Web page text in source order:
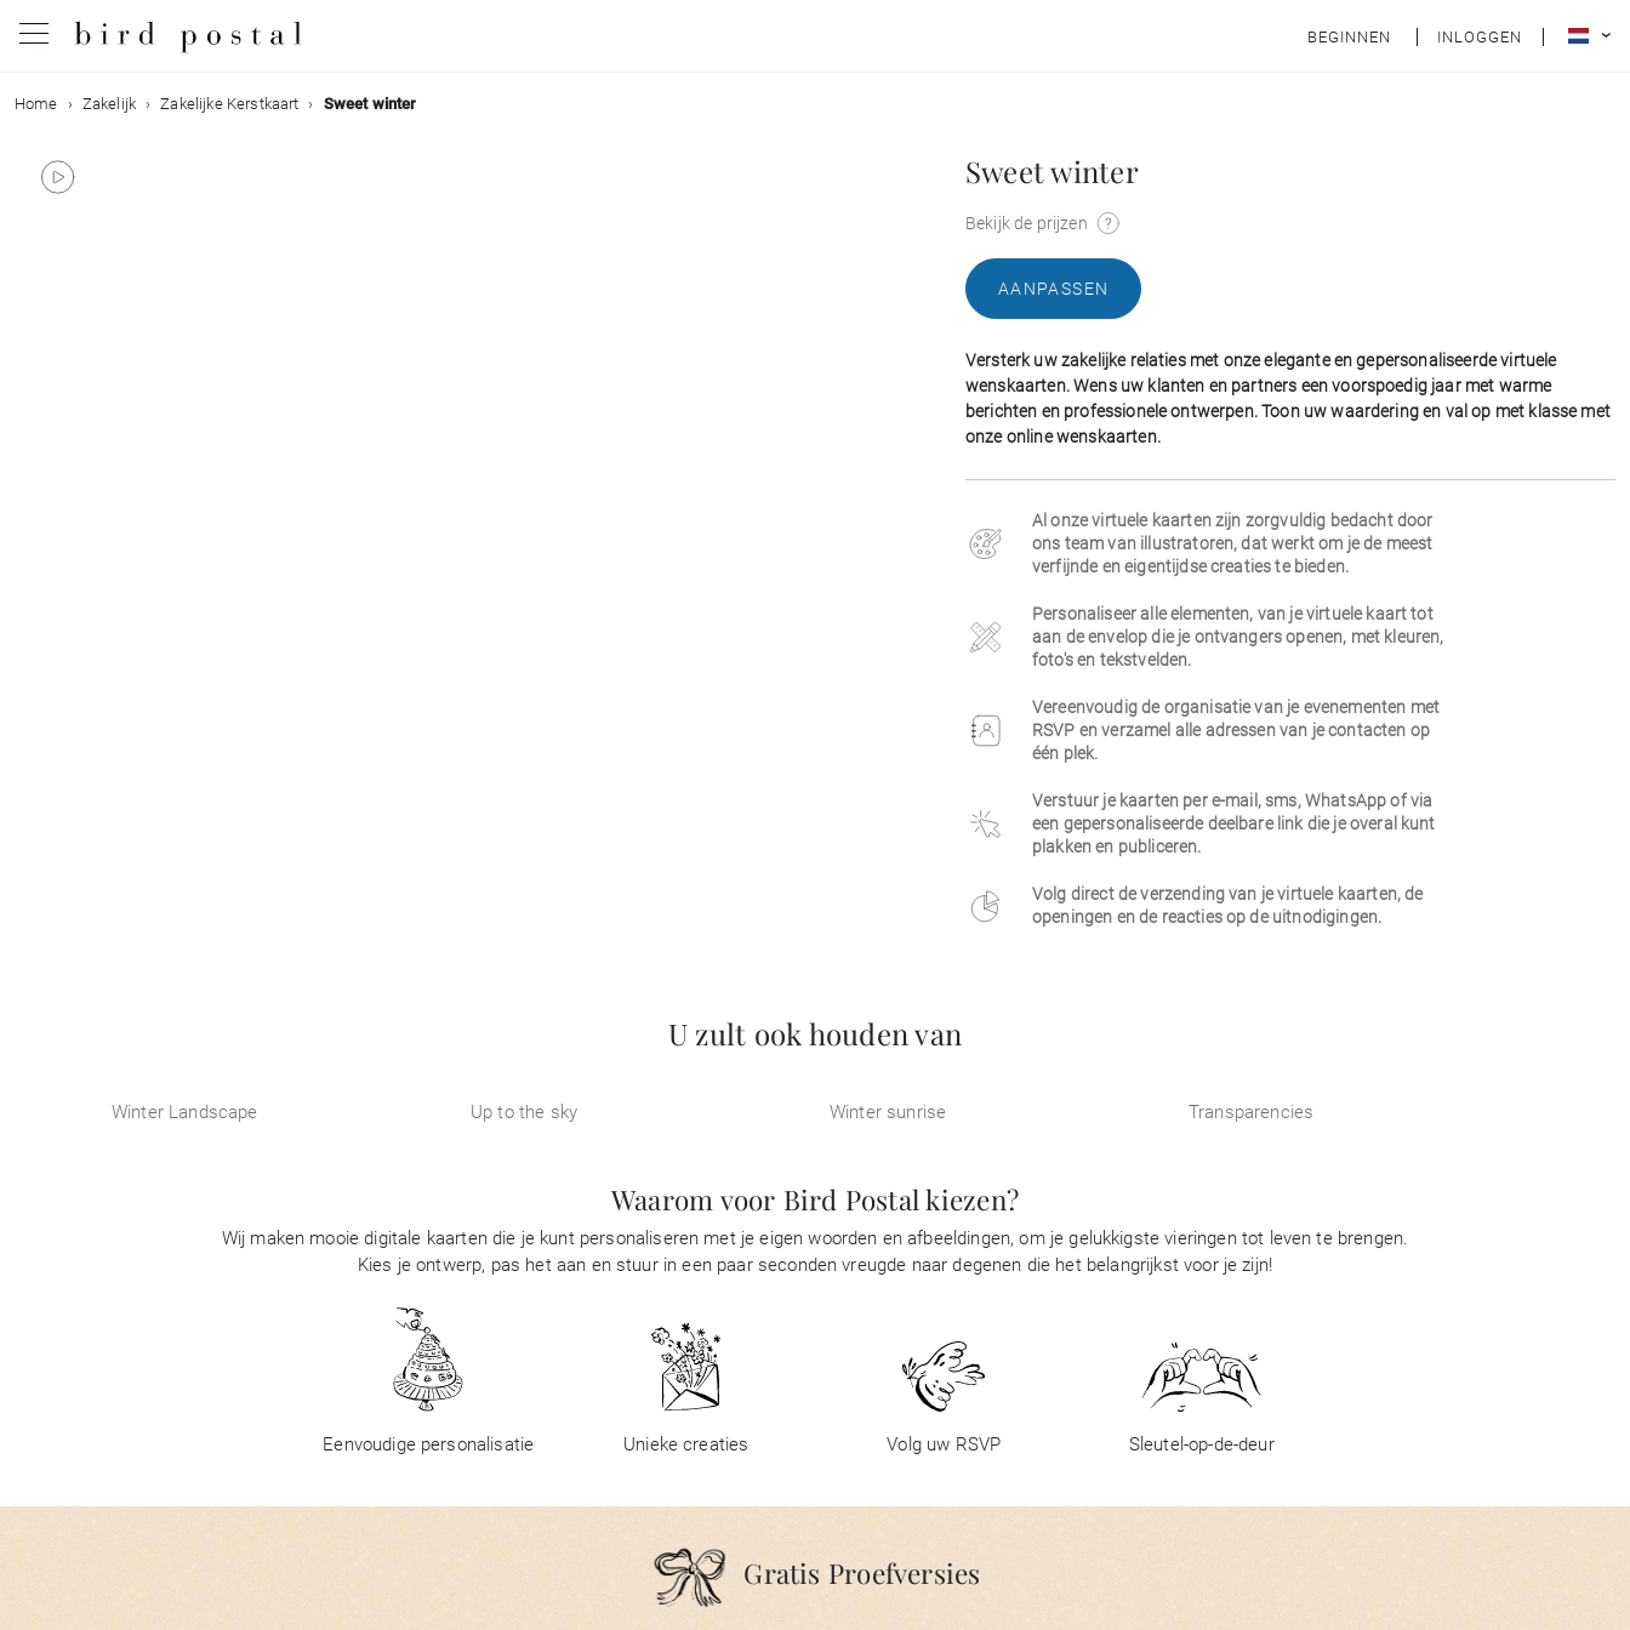
BEGINNEN INLOGGEN
Bruiloft
Geboorte
Home Zakelijk Zakelijke Kerstkaart Sweet winter
Sweet winter
Bekijk de prijzen
AANPASSEN
Versterk uw zakelijke relaties met onze elegante en gepersonaliseerde virtuele
wenskaarten. Wens uw klanten en partners een voorspoedig jaar met warme
berichten en professionele ontwerpen. Toon uw waardering en val op met klasse met
onze online wenskaarten.
Al onze virtuele kaarten zijn zorgvuldig bedacht door
ons team van illustratoren, dat werkt om je de meest
verfijnde en eigentijdse creaties te bieden.
Personaliseer alle elementen, van je virtuele kaart tot
aan de envelop die je ontvangers openen, met kleuren,
foto's en tekstvelden.
Vereenvoudig de organisatie van je evenementen met
RSVP en verzamel alle adressen van je contacten op
één plek.
Verstuur je kaarten per e-mail, sms, WhatsApp of via
een gepersonaliseerde deelbare link die je overal kunt
plakken en publiceren.
Volg direct de verzending van je virtuele kaarten, de
openingen en de reacties op de uitnodigingen.
U zult ook houden van
Winter Landscape Up to the sky Winter sunrise Transparencies
Waarom voor Bird Postal kiezen?
Wij maken mooie digitale kaarten die je kunt personaliseren met je eigen woorden en afbeeldingen, om je gelukkigste vieringen tot leven te brengen.
Kies je ontwerp, pas het aan en stuur in een paar seconden vreugde naar degenen die het belangrijkst voor je zijn!
Eenvoudige personalisatie Unieke creaties Volg uw RSVP Sleutel-op-de-deur
Gratis Proefversies